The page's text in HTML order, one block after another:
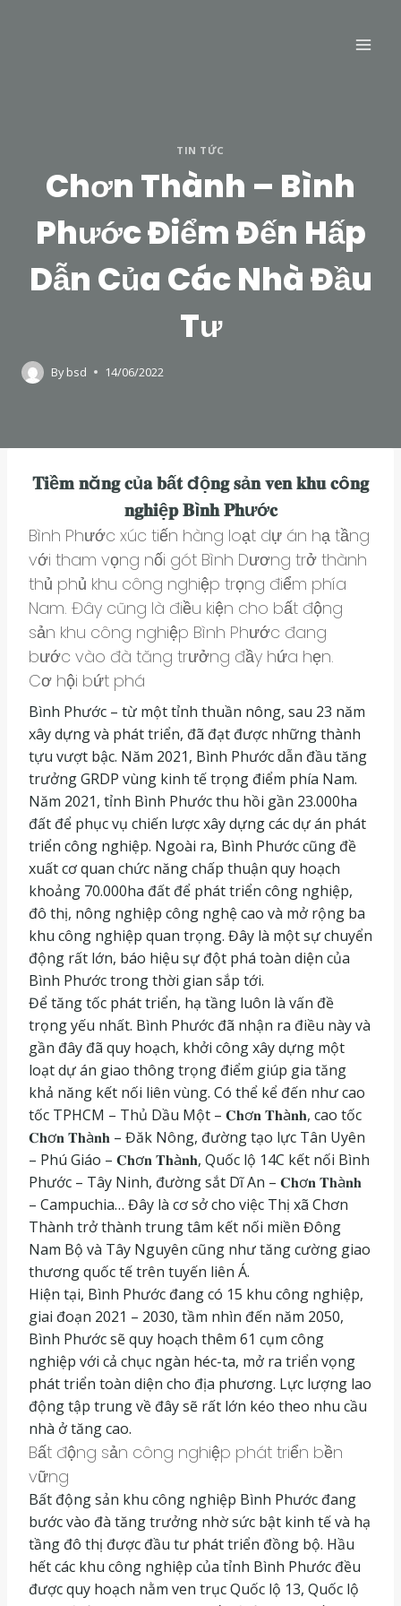
TIN TỨC
Chơn Thành – Bình
Phước Điểm Đến Hấp
Dẫn Của Các Nhà Đầu
Tư
By bsd 14/06/2022
𝐓𝐢ề𝐦 𝐧ă𝐧𝐠 𝐜ủ𝐚 𝐛ấ𝐭 độ𝐧𝐠 𝐬ả𝐧 𝐯𝐞𝐧 𝐤𝐡𝐮 𝐜ô𝐧𝐠
𝐧𝐠𝐡𝐢ệ𝐩 𝐁ì𝐧𝐡 𝐏𝐡ướ𝐜
Bình Phước xúc tiến hàng loạt dự án hạ tầng
với tham vọng nối gót Bình Dương trở thành
thủ phủ khu công nghiệp trọng điểm phía
Nam. Đây cũng là điều kiện cho bất động
sản khu công nghiệp Bình Phước đang
bước vào đà tăng trưởng đầy hứa hẹn.
Cơ hội bứt phá
Bình Phước – từ một tỉnh thuần nông, sau 23 năm
xây dựng và phát triển, đã đạt được những thành
tựu vượt bậc. Năm 2021, Bình Phước dẫn đầu tăng
trưởng GRDP vùng kinh tế trọng điểm phía Nam.
Năm 2021, tỉnh Bình Phước thu hồi gần 23.000ha
đất để phục vụ chiến lược xây dựng các dự án phát
triển công nghiệp. Ngoài ra, Bình Phước cũng đề
xuất cơ quan chức năng chấp thuận quy hoạch
khoảng 70.000ha đất để phát triển công nghiệp,
đô thị, nông nghiệp công nghệ cao và mở rộng ba
khu công nghiệp quan trọng. Đây là một sự chuyển
động rất lớn, báo hiệu sự đột phá toàn diện của
Bình Phước trong thời gian sắp tới.
Để tăng tốc phát triển, hạ tầng luôn là vấn đề
trọng yếu nhất. Bình Phước đã nhận ra điều này và
gần đây đã quy hoạch, khởi công xây dựng một
loạt dự án giao thông trọng điểm giúp gia tăng
khả năng kết nối liên vùng. Có thể kể đến như cao
tốc TPHCM – Thủ Dầu Một – 𝐂𝐡ơ𝐧 𝐓𝐡à𝐧𝐡, cao tốc
𝐂𝐡ơ𝐧 𝐓𝐡à𝐧𝐡 – Đăk Nông, đường tạo lực Tân Uyên
– Phú Giáo – 𝐂𝐡ơ𝐧 𝐓𝐡à𝐧𝐡, Quốc lộ 14C kết nối Bình
Phước – Tây Ninh, đường sắt Dĩ An – 𝐂𝐡ơ𝐧 𝐓𝐡à𝐧𝐡
– Campuchia… Đây là cơ sở cho việc Thị xã Chơn
Thành trở thành trung tâm kết nối miền Đông
Nam Bộ và Tây Nguyên cũng như tăng cường giao
thương quốc tế trên tuyến liên Á.
Hiện tại, Bình Phước đang có 15 khu công nghiệp,
giai đoạn 2021 – 2030, tầm nhìn đến năm 2050,
Bình Phước sẽ quy hoạch thêm 61 cụm công
nghiệp với cả chục ngàn héc-ta, mở ra triển vọng
phát triển toàn diện cho địa phương. Lực lượng lao
động tập trung về đây sẽ rất lớn kéo theo nhu cầu
nhà ở tăng cao.
Bất động sản công nghiệp phát triển bền
vững
Bất động sản khu công nghiệp Bình Phước đang
bước vào đà tăng trưởng nhờ sức bật kinh tế và hạ
tầng đô thị được đầu tư phát triển đồng bộ. Hầu
hết các khu công nghiệp của tỉnh Bình Phước đều
được quy hoạch nằm ven trục Quốc lộ 13, Quốc lộ